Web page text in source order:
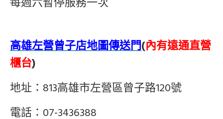
高雄左營曾子店地圖傳送門(內有遠通直營
櫃台)
地址：813高雄市左營區曾子路120號
電話：07-3436388